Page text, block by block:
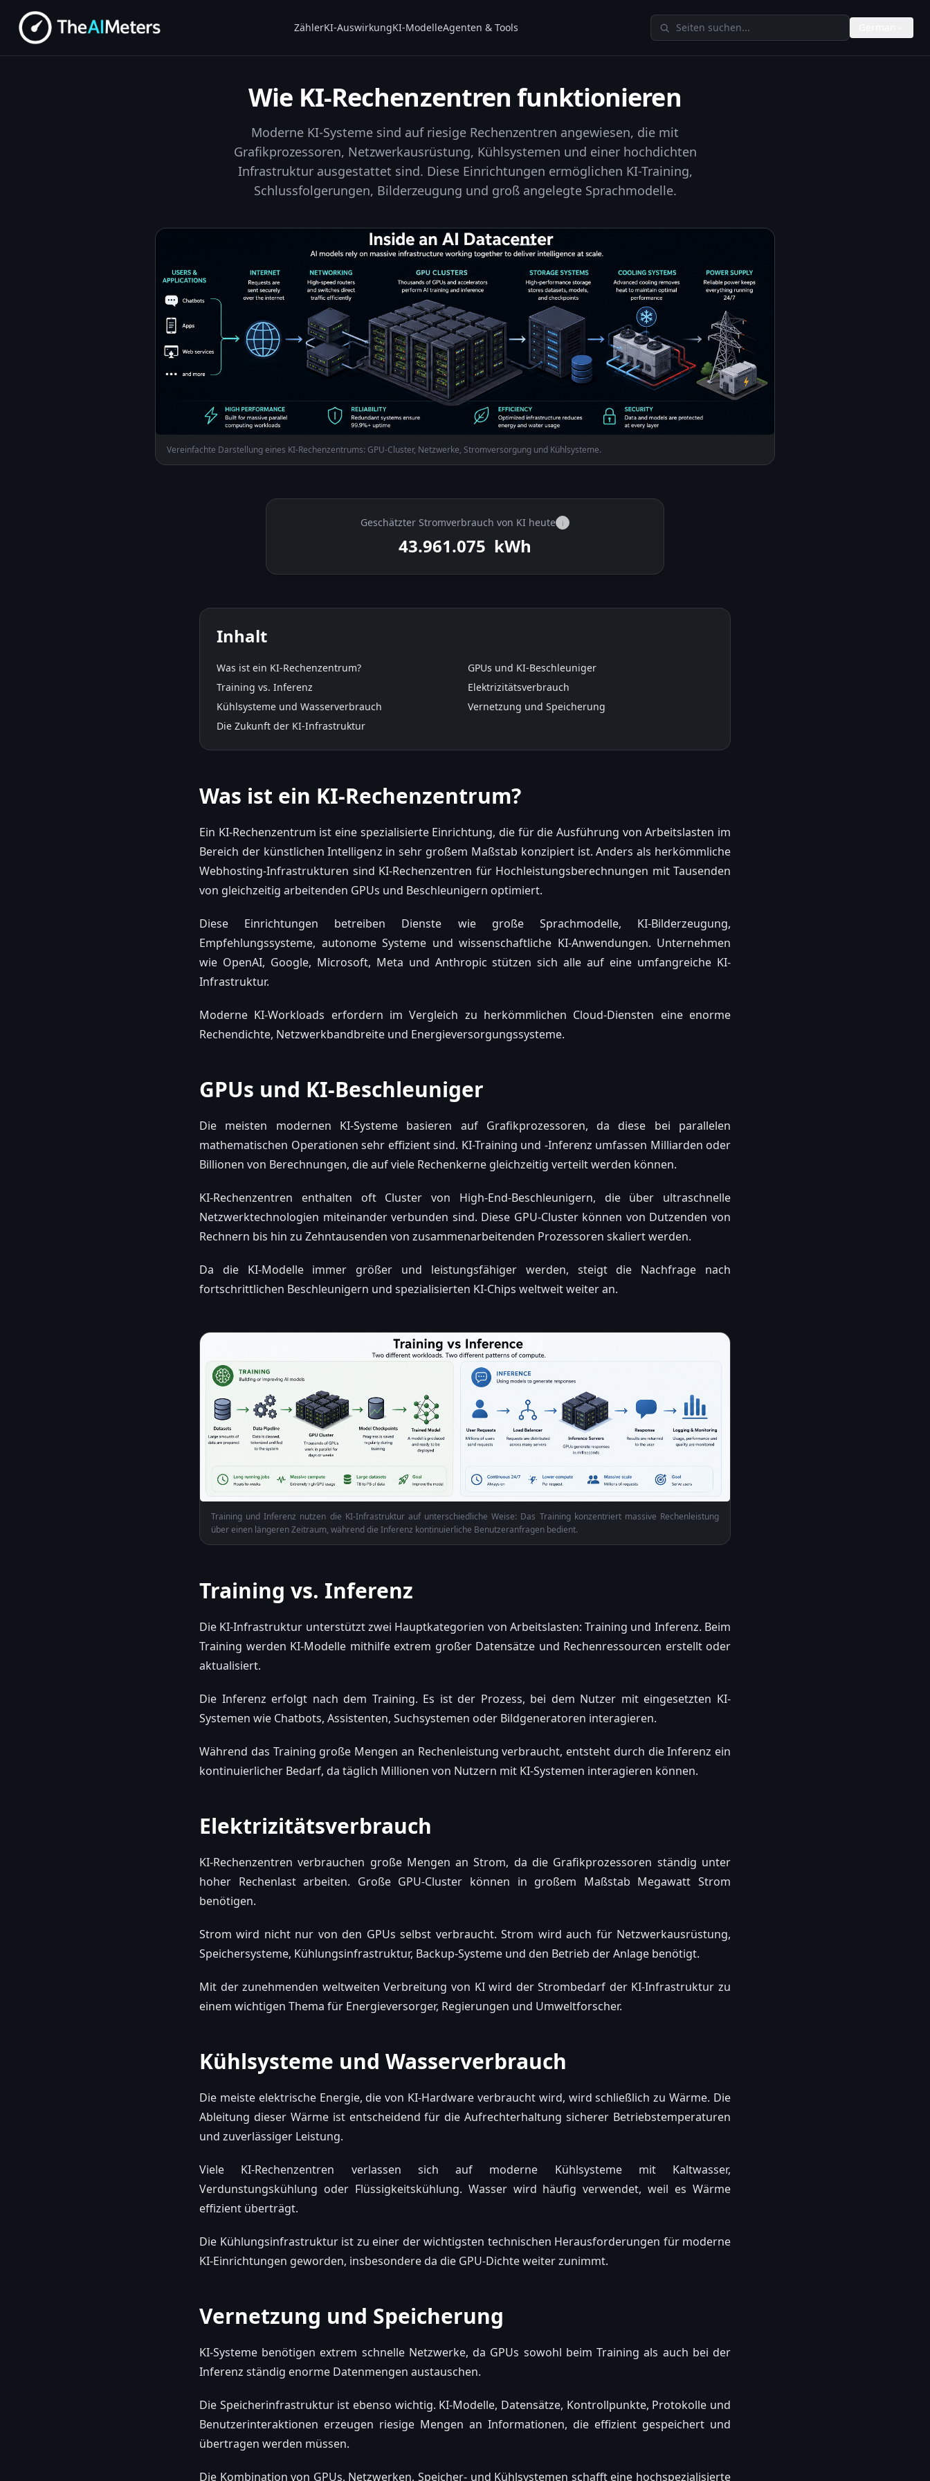
ZählerKI-AuswirkungKI-ModelleAgenten & Tools TheAIMeters durchsuchen
Wie KI-Rechenzentren funktionieren
Moderne KI-Systeme sind auf riesige Rechenzentren angewiesen, die mit
Grafikprozessoren, Netzwerkausrüstung, Kühlsystemen und einer hochdichten
Infrastruktur ausgestattet sind. Diese Einrichtungen ermöglichen KI-Training,
Schlussfolgerungen, Bilderzeugung und groß angelegte Sprachmodelle.
Vereinfachte Darstellung eines KI-Rechenzentrums: GPU-Cluster, Netzwerke, Stromversorgung und Kühlsysteme.
Geschätzter Stromverbrauch von KI heute i
43.963.175 kWh
Inhalt
Was ist ein KI-Rechenzentrum?
GPUs und KI-Beschleuniger
Training vs. Inferenz
Elektrizitätsverbrauch
Kühlsysteme und Wasserverbrauch
Vernetzung und Speicherung
Die Zukunft der KI-Infrastruktur
Was ist ein KI-Rechenzentrum?
Ein KI-Rechenzentrum ist eine spezialisierte Einrichtung, die für die Ausführung von Arbeitslasten im
Bereich der künstlichen Intelligenz in sehr großem Maßstab konzipiert ist. Anders als herkömmliche
Webhosting-Infrastrukturen sind KI-Rechenzentren für Hochleistungsberechnungen mit Tausenden
von gleichzeitig arbeitenden GPUs und Beschleunigern optimiert.
Diese Einrichtungen betreiben Dienste wie große Sprachmodelle, KI-Bilderzeugung,
Empfehlungssysteme, autonome Systeme und wissenschaftliche KI-Anwendungen. Unternehmen
wie OpenAI, Google, Microsoft, Meta und Anthropic stützen sich alle auf eine umfangreiche KI-
Infrastruktur.
Moderne KI-Workloads erfordern im Vergleich zu herkömmlichen Cloud-Diensten eine enorme
Rechendichte, Netzwerkbandbreite und Energieversorgungssysteme.
GPUs und KI-Beschleuniger
Die meisten modernen KI-Systeme basieren auf Grafikprozessoren, da diese bei parallelen
mathematischen Operationen sehr effizient sind. KI-Training und -Inferenz umfassen Milliarden oder
Billionen von Berechnungen, die auf viele Rechenkerne gleichzeitig verteilt werden können.
KI-Rechenzentren enthalten oft Cluster von High-End-Beschleunigern, die über ultraschnelle
Netzwerktechnologien miteinander verbunden sind. Diese GPU-Cluster können von Dutzenden von
Rechnern bis hin zu Zehntausenden von zusammenarbeitenden Prozessoren skaliert werden.
Da die KI-Modelle immer größer und leistungsfähiger werden, steigt die Nachfrage nach
fortschrittlichen Beschleunigern und spezialisierten KI-Chips weltweit weiter an.
Training und Inferenz nutzen die KI-Infrastruktur auf unterschiedliche Weise: Das Training konzentriert massive Rechenleistung
über einen längeren Zeitraum, während die Inferenz kontinuierliche Benutzeranfragen bedient.
Training vs. Inferenz
Die KI-Infrastruktur unterstützt zwei Hauptkategorien von Arbeitslasten: Training und Inferenz. Beim
Training werden KI-Modelle mithilfe extrem großer Datensätze und Rechenressourcen erstellt oder
aktualisiert.
Die Inferenz erfolgt nach dem Training. Es ist der Prozess, bei dem Nutzer mit eingesetzten KI-
Systemen wie Chatbots, Assistenten, Suchsystemen oder Bildgeneratoren interagieren.
Während das Training große Mengen an Rechenleistung verbraucht, entsteht durch die Inferenz ein
kontinuierlicher Bedarf, da täglich Millionen von Nutzern mit KI-Systemen interagieren können.
Elektrizitätsverbrauch
KI-Rechenzentren verbrauchen große Mengen an Strom, da die Grafikprozessoren ständig unter
hoher Rechenlast arbeiten. Große GPU-Cluster können in großem Maßstab Megawatt Strom
benötigen.
Strom wird nicht nur von den GPUs selbst verbraucht. Strom wird auch für Netzwerkausrüstung,
Speichersysteme, Kühlungsinfrastruktur, Backup-Systeme und den Betrieb der Anlage benötigt.
Mit der zunehmenden weltweiten Verbreitung von KI wird der Strombedarf der KI-Infrastruktur zu
einem wichtigen Thema für Energieversorger, Regierungen und Umweltforscher.
Kühlsysteme und Wasserverbrauch
Die meiste elektrische Energie, die von KI-Hardware verbraucht wird, wird schließlich zu Wärme. Die
Ableitung dieser Wärme ist entscheidend für die Aufrechterhaltung sicherer Betriebstemperaturen
und zuverlässiger Leistung.
Viele KI-Rechenzentren verlassen sich auf moderne Kühlsysteme mit Kaltwasser,
Verdunstungskühlung oder Flüssigkeitskühlung. Wasser wird häufig verwendet, weil es Wärme
effizient überträgt.
Die Kühlungsinfrastruktur ist zu einer der wichtigsten technischen Herausforderungen für moderne
KI-Einrichtungen geworden, insbesondere da die GPU-Dichte weiter zunimmt.
Vernetzung und Speicherung
KI-Systeme benötigen extrem schnelle Netzwerke, da GPUs sowohl beim Training als auch bei der
Inferenz ständig enorme Datenmengen austauschen.
Die Speicherinfrastruktur ist ebenso wichtig. KI-Modelle, Datensätze, Kontrollpunkte, Protokolle und
Benutzerinteraktionen erzeugen riesige Mengen an Informationen, die effizient gespeichert und
übertragen werden müssen.
Die Kombination von GPUs, Netzwerken, Speicher- und Kühlsystemen schafft eine hochspezialisierte